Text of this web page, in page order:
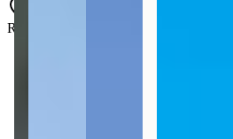
Rua Governador Celso Ramos - Centro